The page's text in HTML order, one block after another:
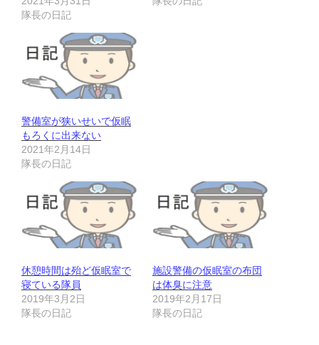
隊長の日記
警備室が狭いせいで仮眠
もろくに出来ない
2021年2月14日
隊長の日記
休憩時間は殆ど仮眠室で
寝ている隊員
2019年3月2日
隊長の日記
施設警備の仮眠室の布団
は体臭に注意
2019年2月17日
隊長の日記